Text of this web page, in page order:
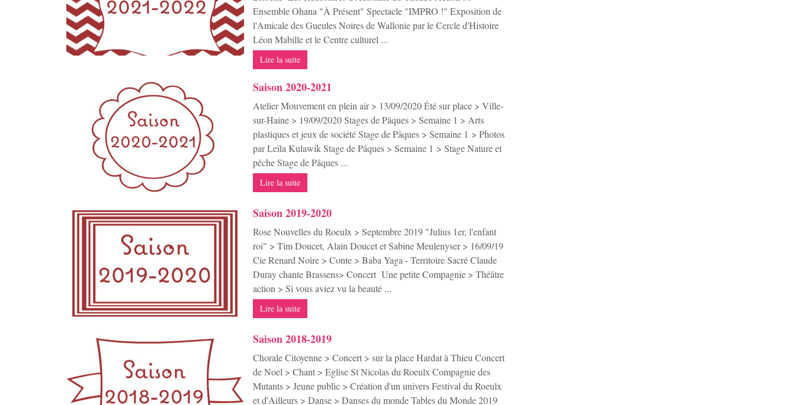
Ensemble Ohana "À Présent" Spectacle "IMPRO !" Exposition de
l'Amicale des Gueules Noires de Wallonie par le Cercle d'Histoire
Léon Mabille et le Centre culturel ...
Lire la suite
Saison 2020-2021
Atelier Mouvement en plein air > 13/09/2020 Été sur place > Ville-
sur-Haine > 19/09/2020 Stages de Pâques > Semaine 1 > Arts
plastiques et jeux de société Stage de Pâques > Semaine 1 > Photos
par Leïla Kulawik Stage de Pâques > Semaine 1 > Stage Nature et
pêche Stage de Pâques ...
Lire la suite
Saison 2019-2020
Rose Nouvelles du Roeulx > Septembre 2019 "Julius 1er, l'enfant
roi" > Tim Doucet, Alain Doucet et Sabine Meulenyser > 16/09/19
Cie Renard Noire > Conte > Baba Yaga - Territoire Sacré Claude
Duray chante Brassens> Concert Une petite Compagnie > Théâtre
action > Si vous aviez vu la beauté ...
Lire la suite
Saison 2018-2019
Chorale Citoyenne > Concert > sur la place Hardat à Thieu Concert
de Noel > Chant > Eglise St Nicolas du Roeulx Compagnie des
Mutants > Jeune public > Création d'un univers Festival du Roeulx
et d'Ailleurs > Danse > Danses du monde Tables du Monde 2019